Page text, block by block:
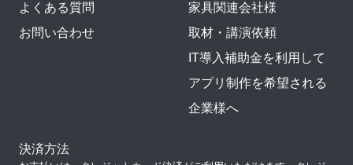
よくある質問
お問い合わせ
家具関連会社様
取材・講演依頼
IT導入補助金を利用して
アプリ制作を希望される
企業様へ
決済方法